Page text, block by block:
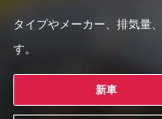
タイプやメーカー、排気量
す。
新車